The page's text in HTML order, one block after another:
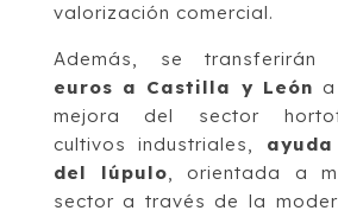
valorización comercial.
Además, se
euros a Castilla y León
mejora del sector
cultivos industriales,
del lúpulo, orientada a
sector a través de la